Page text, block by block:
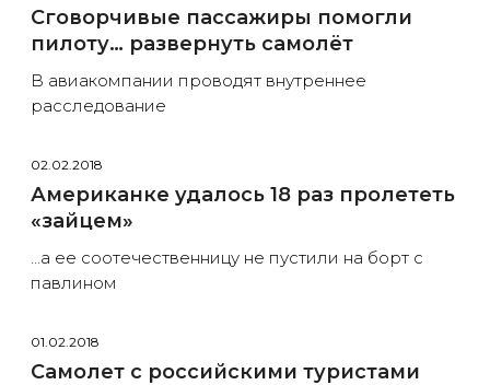
Сговорчивые пассажиры помогли
пилоту… развернуть самолёт
В авиакомпании проводят внутреннее
расследование
02.02.2018
Американке удалось 18 раз пролететь
«зайцем»
…а ее соотечественницу не пустили на борт с
павлином
01.02.2018
Самолет с российскими туристами